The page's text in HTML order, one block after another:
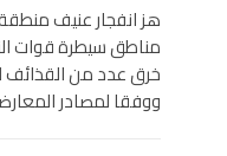
هز انفجار عنيف
مناطق سيطرة قوات
خرق عدد من القذائف
ووفقا لمصادر